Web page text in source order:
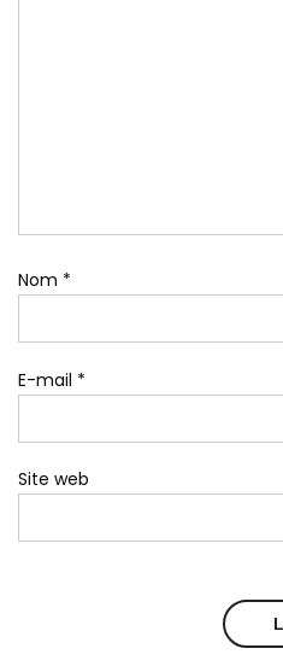
Nom *
E-mail *
Site web